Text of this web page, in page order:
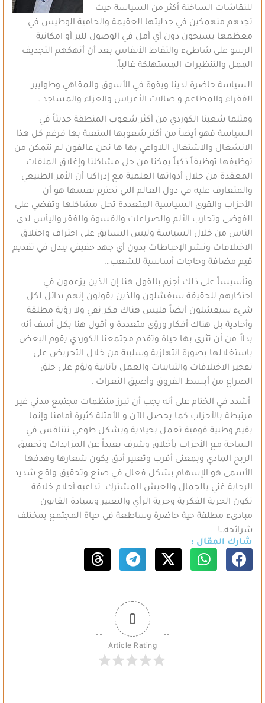
للنقاشات الساخنة أكثر من السياسة حيث
تجدهم منهمكين في جدليتها العقيمة والحامية الوطيس في
معظمها يسبحون دون أي أمل في الوصول للبر أو امكانية
الرسو على شاطىء والتقاط الأنفاس بعد أن أنهكهم التجديف
الممل والتنظيرات المستهلكة غالباً.
السياسة حاضرة لدينا وبقوة في الأسوق والمقاهي وطوابير
الفقراء والمطاعم و صالات الأعراس والعزاء والمساجد .
ومثلما شعبنا الكوردي من أكثر شعوب المنطقة حديثاً في
السياسة فهو أيضاً من أكثر شعوبها المتعبة بها فرغم كل هذا
الانشغال والاشتغال اللاواعي بها ها نحن عالقون لم نتمكن من
توظيفها توظيفاً ذكياً يمكنا من حل مشاكلنا وإغلاق الملفات
المعقدة من خلال أدواتها العلمية مع إدراكنا أن الأمر الطبيعي
والمتعارف عليه في دول العالم التي تحترم نفسها هو أن
الأحزاب والقوى السياسية المتعددة تحل مشاكلها وتقضي على
الفوضى وتحارب الألم والصراعات والقسوة والفقر واليأس لدى
الناس من خلال السياسة وليس التسابق على احتراف واختلاق
الاختلافات ونشر الإحباطات بدون أي جهد حقيقي يبذل في تقديم
قيم مضافة وحاجات أساسية للشعب…
وتأسيساً على ذلك أجزم بالقول هنا إن الذين يزعمون في
احتكارهم للحقيقة سيفشلون والذين يقولون إنهم بدائل لكل
شيء سيفشلون أيضاً فليس هناك فكر نقي ولا رؤية مطلقة
وأحادية بل هناك أفكار ورؤى متعددة و أقول هنا بكل أسف أنه
بدلاً من أن تثرى بها حياة وتقدم مجتمعنا الكوردي يقوم البعض
باستغلالها بصورة انتهازية وسلبية من خلال التحريض على
تفجير الاختلافات والتباينات والعمل بأنانية ولؤم على خلق
الصراع من أبسط الفروق وأضيق الثغرات .
أشدد في الختام على أنه يجب أن تبرز منظمات مجتمع مدني غير
مرتبطة بالأحزاب كما يحصل الآن و الأمثلة كثيرة أمامنا وإنما
بقيم وطنية قومية تعمل بحيادية وبشكل طوعي تتنافس في
الساحة مع الأحزاب بأخلاق وشرف بعيداً عن المزايدات وتحقيق
الربح المادي وبمعنى أقرب وتعبير أدق يكون شعارها وهدفها
الأسمى هو الإسهام بشكل فعال في صنع وتحقيق واقع شديد
الرحابة غني بالجمال والعيش المشترك تداعبه أحلام خلاقة
تكون الحرية الفكرية وحرية الرأي والتعبير وسيادة القانون
مبادىء مطلقة حية حاضرة وساطعة في حياة المجتمع بمختلف
شرائحه…!
شارك المقال :
0
Article Rating